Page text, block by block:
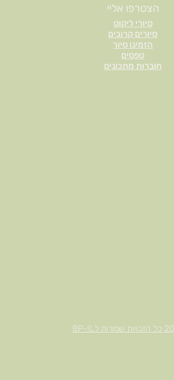
סיורי ליקוט
סיורים קרובים
הזמינו סיור
טפסים
חוברות מתכונים
הצטרפו אליי